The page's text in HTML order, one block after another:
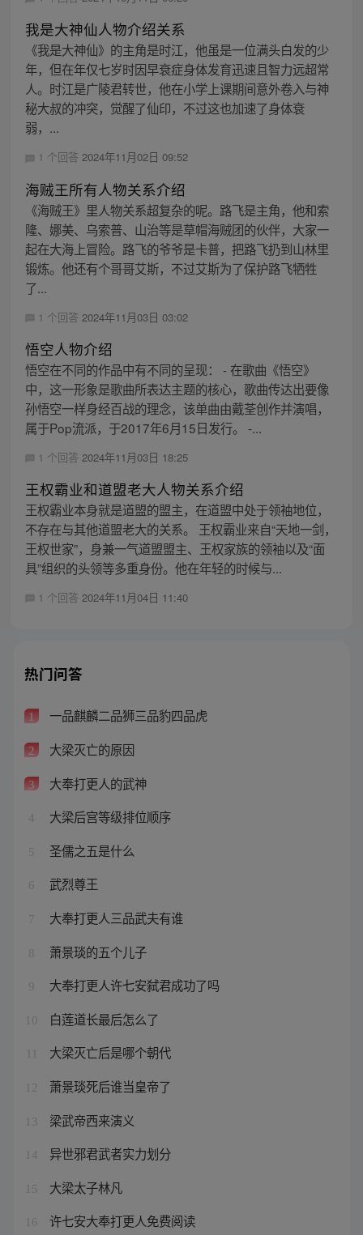
我是大神仙人物介绍关系
《我是大神仙》的主角是时江，他虽是一位满头白发的少
年，但在年仅七岁时因早衰症身体发育迅速且智力远超常
人。时江是广陵君转世，他在小学上课期间意外卷入与神
秘大叔的冲突，觉醒了仙印，不过这也加速了身体衰
弱，...
1 个回答 2024年11月02日 09:52
海贼王所有人物关系介绍
《海贼王》里人物关系超复杂的呢。路飞是主角，他和索
隆、娜美、乌索普、山治等是草帽海贼团的伙伴，大家一
起在大海上冒险。路飞的爷爷是卡普，把路飞扔到山林里
锻炼。他还有个哥哥艾斯，不过艾斯为了保护路飞牺牲
了...
1 个回答 2024年11月03日 03:02
悟空人物介绍
悟空在不同的作品中有不同的呈现： - 在歌曲《悟空》
中，这一形象是歌曲所表达主题的核心，歌曲传达出要像
孙悟空一样身经百战的理念，该单曲由戴荃创作并演唱，
属于Pop流派，于2017年6月15日发行。 -...
1 个回答 2024年11月03日 18:25
王权霸业和道盟老大人物关系介绍
王权霸业本身就是道盟的盟主，在道盟中处于领袖地位，
不存在与其他道盟老大的关系。 王权霸业来自“天地一剑，
王权世家”，身兼一气道盟盟主、王权家族的领袖以及“面
具”组织的头领等多重身份。他在年轻的时候与...
1 个回答 2024年11月04日 11:40
热门问答
1 一品麒麟二品狮三品豹四品虎
2 大梁灭亡的原因
3 大奉打更人的武神
4 大梁后宫等级排位顺序
5 圣儒之五是什么
6 武烈尊王
7 大奉打更人三品武夫有谁
8 萧景琰的五个儿子
9 大奉打更人许七安弑君成功了吗
10 白莲道长最后怎么了
大梁灭亡后是哪个朝代
12 萧景琰死后谁当皇帝了
13 梁武帝西来演义
14 异世邪君武者实力划分
15 大梁太子林凡
16 许七安大奉打更人免费阅读